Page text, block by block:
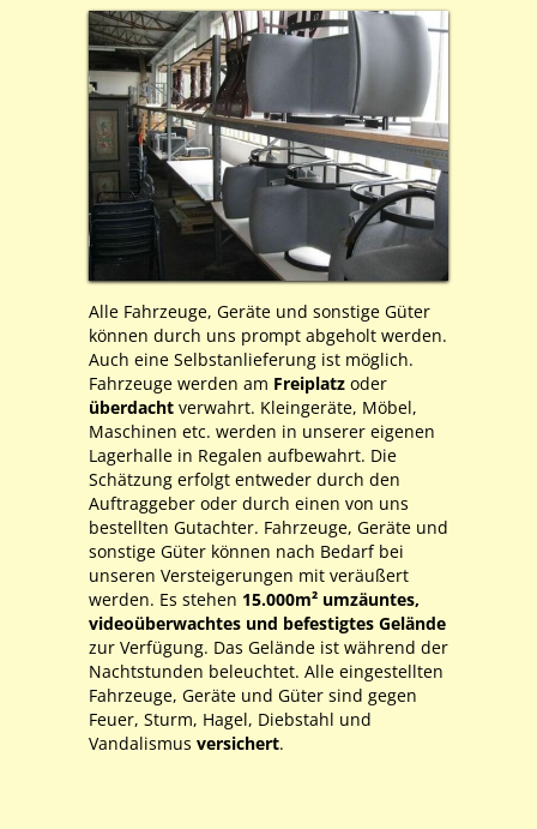
Alle Fahrzeuge, Geräte und sonstige Güter
können durch uns prompt abgeholt werden.
Auch eine Selbstanlieferung ist möglich.
Fahrzeuge werden am Freiplatz oder
überdacht verwahrt. Kleingeräte, Möbel,
Maschinen etc. werden in unserer eigenen
Lagerhalle in Regalen aufbewahrt. Die
Schätzung erfolgt entweder durch den
Auftraggeber oder durch einen von uns
bestellten Gutachter. Fahrzeuge, Geräte und
sonstige Güter können nach Bedarf bei
unseren Versteigerungen mit veräußert
werden. Es stehen 15.000m² umzäuntes,
videoüberwachtes und befestigtes Gelände
zur Verfügung. Das Gelände ist während der
Nachtstunden beleuchtet. Alle eingestellten
Fahrzeuge, Geräte und Güter sind gegen
Feuer, Sturm, Hagel, Diebstahl und
Vandalismus versichert.